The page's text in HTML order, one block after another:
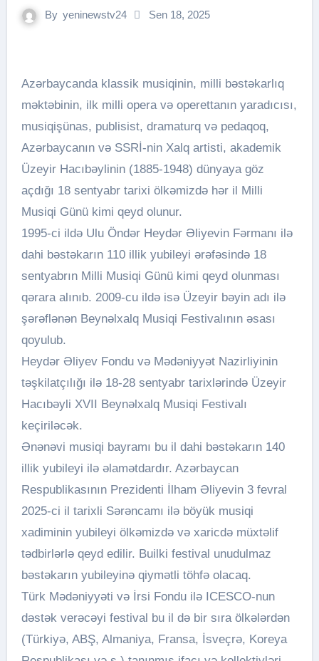
By yeninewstv24 Sen 18, 2025
Azərbaycanda klassik musiqinin, milli bəstəkarlıq
məktəbinin, ilk milli opera və operettanın yaradıcısı,
musiqişünas, publisist, dramaturq və pedaqoq,
Azərbaycanın və SSRİ-nin Xalq artisti, akademik
Üzeyir Hacıbəylinin (1885-1948) dünyaya göz
açdığı 18 sentyabr tarixi ölkəmizdə hər il Milli
Musiqi Günü kimi qeyd olunur.
1995-ci ildə Ulu Öndər Heydər Əliyevin Fərmanı ilə
dahi bəstəkarın 110 illik yubileyi ərəfəsində 18
sentyabrın Milli Musiqi Günü kimi qeyd olunması
qərara alınıb. 2009-cu ildə isə Üzeyir bəyin adı ilə
şərəflənən Beynəlxalq Musiqi Festivalının əsası
qoyulub.
Heydər Əliyev Fondu və Mədəniyyət Nazirliyinin
təşkilatçılığı ilə 18-28 sentyabr tarixlərində Üzeyir
Hacıbəyli XVII Beynəlxalq Musiqi Festivalı
keçiriləcək.
Ənənəvi musiqi bayramı bu il dahi bəstəkarın 140
illik yubileyi ilə əlamətdardır. Azərbaycan
Respublikasının Prezidenti İlham Əliyevin 3 fevral
2025-ci il tarixli Sərəncamı ilə böyük musiqi
xadiminin yubileyi ölkəmizdə və xaricdə müxtəlif
tədbirlərlə qeyd edilir. Builki festival unudulmaz
bəstəkarın yubileyinə qiymətli töhfə olacaq.
Türk Mədəniyyəti və İrsi Fondu ilə ICESCO-nun
dəstək verəcəyi festival bu il də bir sıra ölkələrdən
(Türkiyə, ABŞ, Almaniya, Fransa, İsveçrə, Koreya